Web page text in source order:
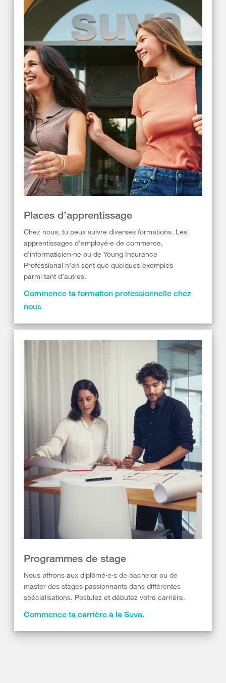
Places d’apprentissage
Chez nous, tu peux suivre diverses formations. Les
apprentissages d’employé·e de commerce,
d’informaticien·ne ou de Young Insurance
Professional n’en sont que quelques exemples
parmi tant d’autres.
Commence ta formation professionnelle chez
nous
Programmes de stage
Nous offrons aux diplômé·e·s de bachelor ou de
master des stages passionnants dans différentes
spécialisations. Postulez et débutez votre carrière.
Commence ta carrière à la Suva.